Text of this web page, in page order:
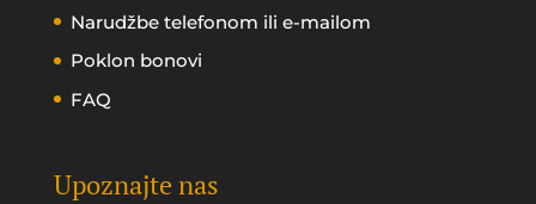
Narudžbe telefonom ili e-mailom
Poklon bonovi
FAQ
Upoznajte nas